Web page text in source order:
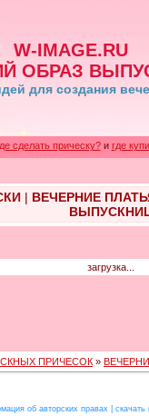
W-IMAGE.RU
ОБРАЗ
для создания
сделать прическу?и где
| ВЕЧЕРНИЕ
загрузка...
ПРИЧЕСОК »
об авторских правах